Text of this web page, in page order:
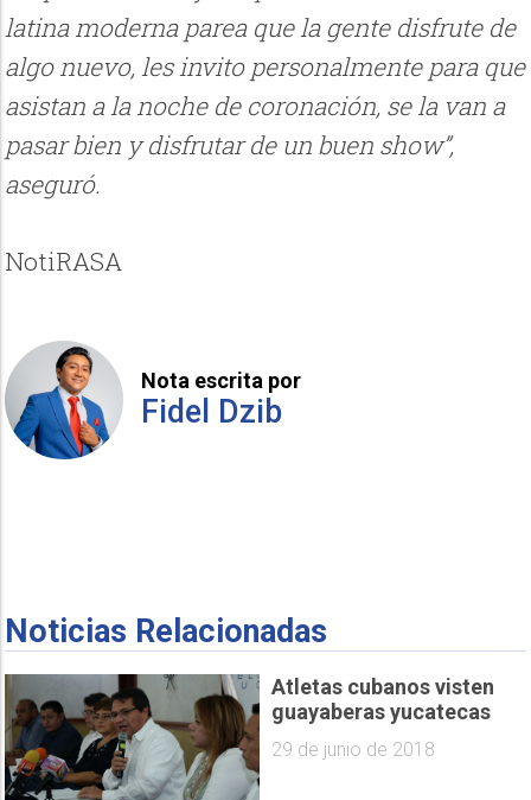
latina moderna parea que la gente disfrute de
algo nuevo, les invito personalmente para que
asistan a la noche de coronación, se la van a
pasar bien y disfrutar de un buen show”,
aseguró.
NotiRASA
Nota escrita por
Fidel Dzib
Noticias Relacionadas
Atletas cubanos visten
guayaberas yucatecas
29 de junio de 2018